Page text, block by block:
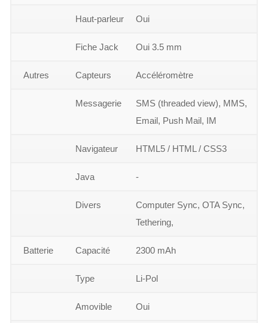
Haut-parleur Oui
Fiche Jack Oui 3.5 mm
Autres Capteurs Accéléromètre
Messagerie
SMS (threaded view), MMS,
Email, Push Mail, IM
Navigateur HTML5 / HTML / CSS3
Java -
Divers
Computer Sync, OTA Sync,
Tethering,
Batterie Capacité 2300 mAh
Type Li-Pol
Amovible Oui